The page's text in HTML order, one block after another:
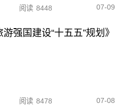
阅读 8448 07-09
强国建设“十五五”规划》
阅读 8478 07-08